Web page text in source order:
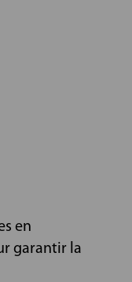
en
garantir la